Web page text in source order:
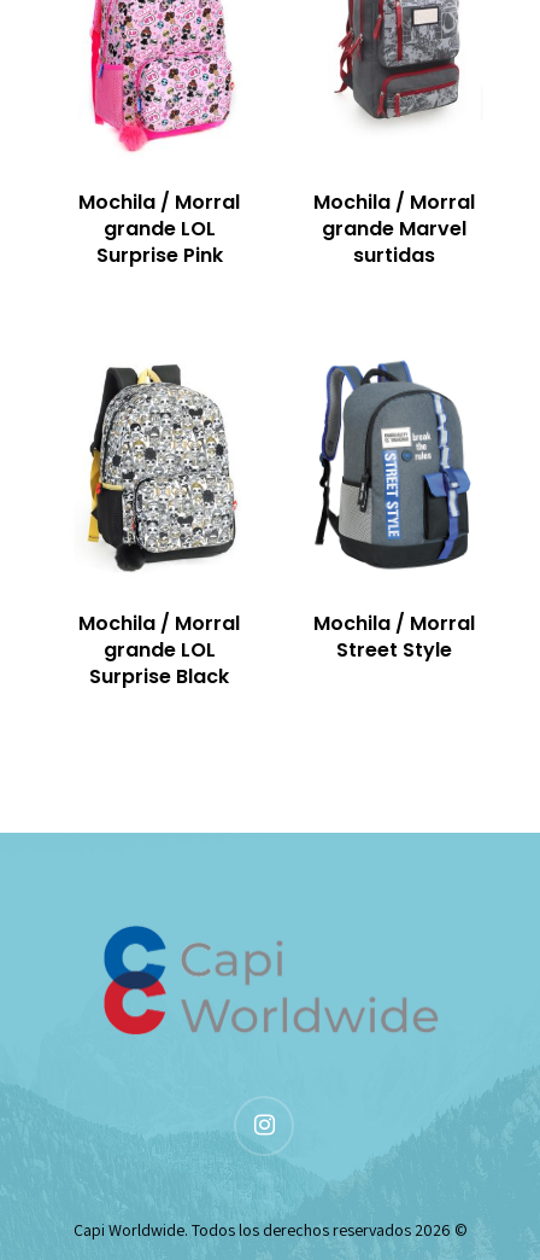
Mochila / Morral
grande Marvel
surtidas
Mochila / Morral
grande LOL
Surprise Pink
Mochila / Morral
Street Style
Mochila / Morral
grande LOL
Surprise Black
instagram
© 2026 Capi Worldwide. Todos los derechos reservados